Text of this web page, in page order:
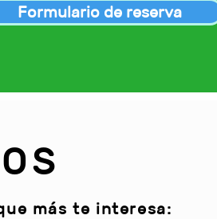
Formulario de reserva
más te interesa: